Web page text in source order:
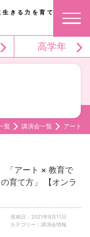
生きる力を育てる。
高学年
覧 講演会一覧 アート ×
「アート × 教育で
育て方」 【オンラ
投稿日：2021年8月11日
カテゴリー：講演会情報